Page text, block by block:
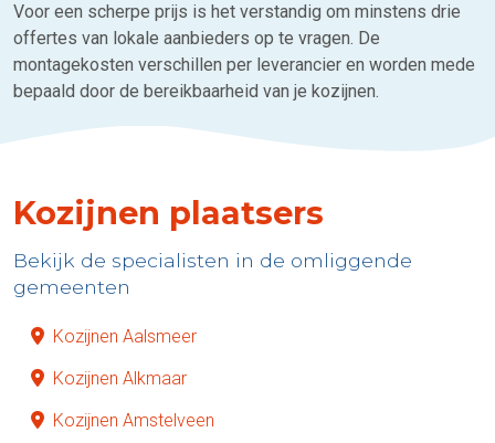
Voor een scherpe prijs is het verstandig om minstens drie
offertes van lokale aanbieders op te vragen. De
montagekosten verschillen per leverancier en worden mede
bepaald door de bereikbaarheid van je kozijnen.
Kozijnen plaatsers
Bekijk de specialisten in de omliggende
gemeenten
Kozijnen Aalsmeer
Kozijnen Alkmaar
Kozijnen Amstelveen